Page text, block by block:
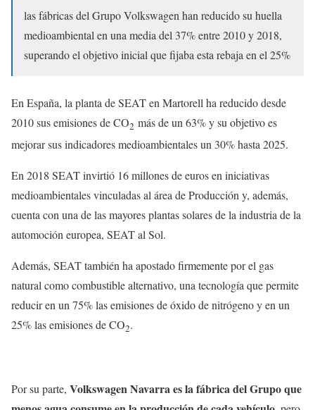
las fábricas del Grupo Volkswagen han reducido su huella
medioambiental en una media del 37% entre 2010 y 2018,
superando el objetivo inicial que fijaba esta rebaja en el 25%
En España, la planta de SEAT en Martorell ha reducido desde
2010 sus emisiones de CO2 más de un 63% y su objetivo es
mejorar sus indicadores medioambientales un 30% hasta 2025.
En 2018 SEAT invirtió 16 millones de euros en iniciativas
medioambientales vinculadas al área de Producción y, además,
cuenta con una de las mayores plantas solares de la industria de la
automoción europea, SEAT al Sol.
Además, SEAT también ha apostado firmemente por el gas
natural como combustible alternativo, una tecnología que permite
reducir en un 75% las emisiones de óxido de nitrógeno y en un
25% las emisiones de CO2.
Por su parte, Volkswagen Navarra es la fábrica del Grupo que